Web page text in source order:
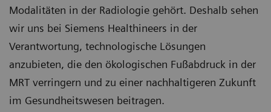
Modalitäten in der Radiologie gehört. Deshalb sehen
wir uns bei Siemens Healthineers in der
Verantwortung, technologische Lösungen
anzubieten, die den ökologischen Fußabdruck in der
MRT verringern und zu einer nachhaltigeren Zukunft
im Gesundheitswesen beitragen.